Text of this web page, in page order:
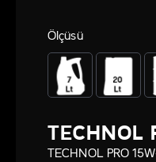
TECHNOL
TECHNOL PRO
Ölçüsü